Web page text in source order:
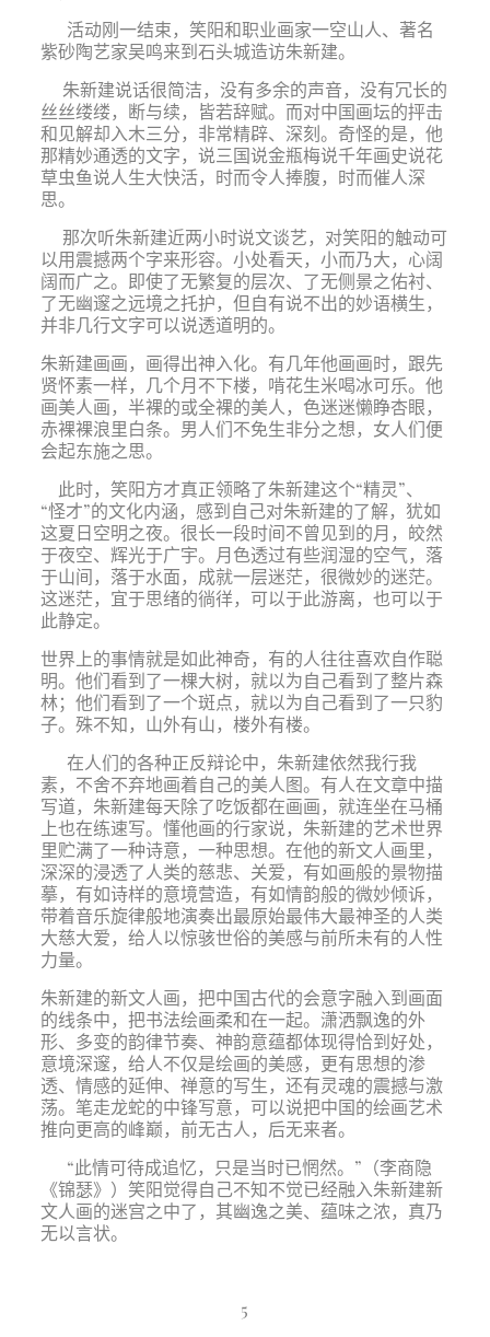
活动刚一结束，笑阳和职业画家一空山人、著名
紫砂陶艺家吴鸣来到石头城造访朱新建。
朱新建说话很简洁，没有多余的声音，没有冗长的
丝丝缕缕，断与续，皆若辞赋。而对中国画坛的抨击
和见解却入木三分，非常精辟、深刻。奇怪的是，他
那精妙通透的文字，说三国说金瓶梅说千年画史说花
草虫鱼说人生大快活，时而令人捧腹，时而催人深
思。
那次听朱新建近两小时说文谈艺，对笑阳的触动可
以用震撼两个字来形容。小处看天，小而乃大，心阔
阔而广之。即使了无繁复的层次、了无侧景之佑衬、
了无幽邃之远境之托护，但自有说不出的妙语横生，
并非几行文字可以说透道明的。
朱新建画画，画得出神入化。有几年他画画时，跟先
贤怀素一样，几个月不下楼，啃花生米喝冰可乐。他
画美人画，半裸的或全裸的美人，色迷迷懒睁杏眼，
赤裸裸浪里白条。男人们不免生非分之想，女人们便
会起东施之思。
此时，笑阳方才真正领略了朱新建这个“精灵”、
“怪才”的文化内涵，感到自己对朱新建的了解，犹如
这夏日空明之夜。很长一段时间不曾见到的月，皎然
于夜空、辉光于广宇。月色透过有些润湿的空气，落
于山间，落于水面，成就一层迷茫，很微妙的迷茫。
这迷茫，宜于思绪的徜徉，可以于此游离，也可以于
此静定。
世界上的事情就是如此神奇，有的人往往喜欢自作聪
明。他们看到了一棵大树，就以为自己看到了整片森
林；他们看到了一个斑点，就以为自己看到了一只豹
子。殊不知，山外有山，楼外有楼。
在人们的各种正反辩论中，朱新建依然我行我
素，不舍不弃地画着自己的美人图。有人在文章中描
写道，朱新建每天除了吃饭都在画画，就连坐在马桶
上也在练速写。懂他画的行家说，朱新建的艺术世界
里贮满了一种诗意，一种思想。在他的新文人画里，
深深的浸透了人类的慈悲、关爱，有如画般的景物描
摹，有如诗样的意境营造，有如情韵般的微妙倾诉，
带着音乐旋律般地演奏出最原始最伟大最神圣的人类
大慈大爱，给人以惊骇世俗的美感与前所未有的人性
力量。
朱新建的新文人画，把中国古代的会意字融入到画面
的线条中，把书法绘画柔和在一起。潇洒飘逸的外
形、多变的韵律节奏、神韵意蕴都体现得恰到好处，
意境深邃，给人不仅是绘画的美感，更有思想的渗
透、情感的延伸、禅意的写生，还有灵魂的震撼与激
荡。笔走龙蛇的中锋写意，可以说把中国的绘画艺术
推向更高的峰巅，前无古人，后无来者。
“此情可待成追忆，只是当时已惘然。”（李商隐
《锦瑟》）笑阳觉得自己不知不觉已经融入朱新建新
文人画的迷宫之中了，其幽逸之美、蕴味之浓，真乃
无以言状。
5